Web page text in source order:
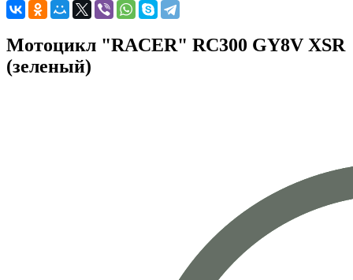
Мотоцикл "RACER" RC300 GY8V XSR
(зеленый)